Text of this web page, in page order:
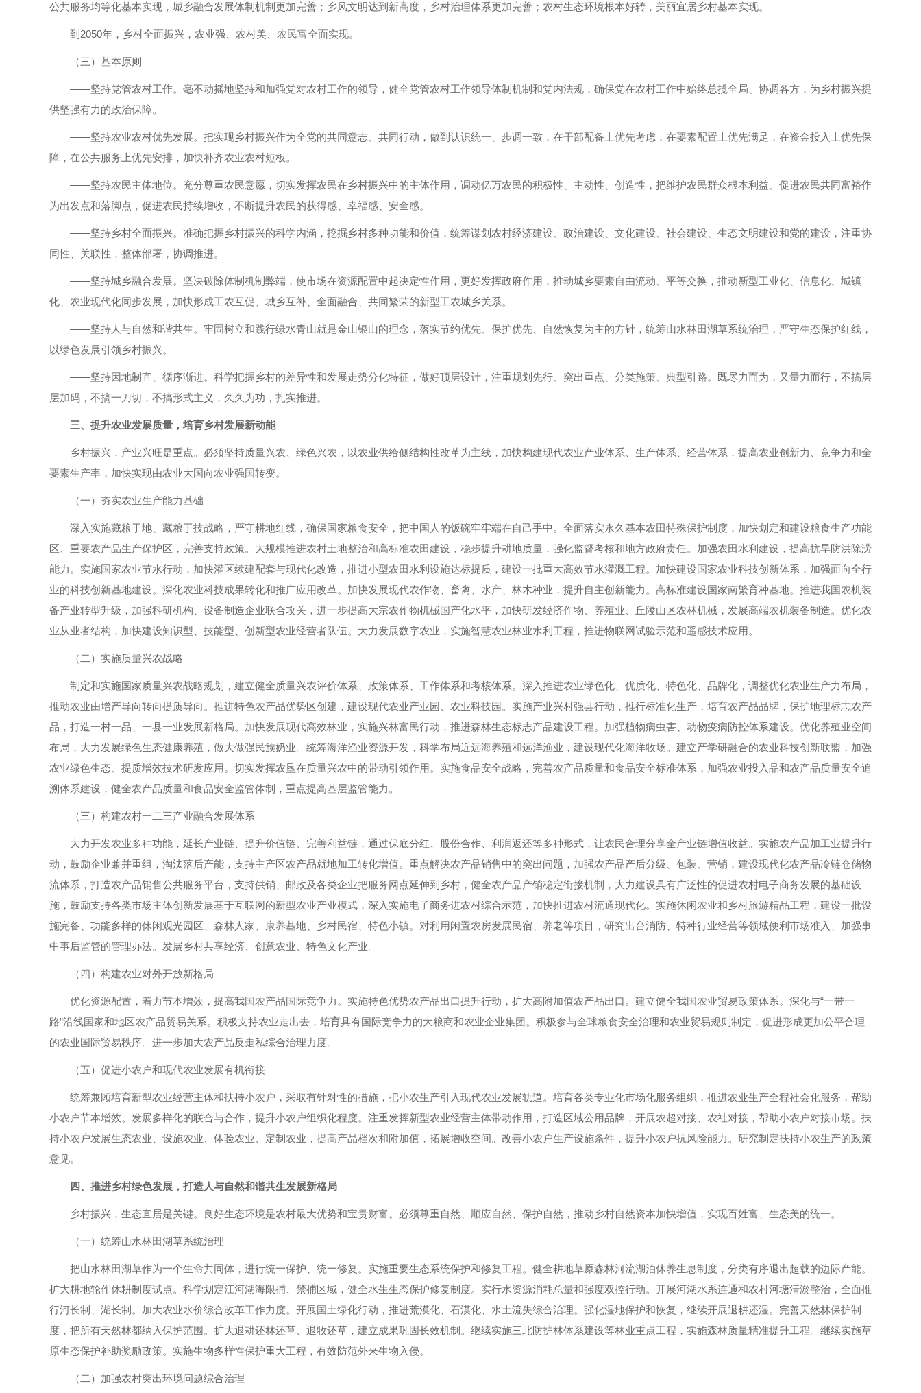
公共服务均等化基本实现，城乡融合发展体制机制更加完善；乡风文明达到新高度，乡村治理体系更加完善；农村生态环境根本好转，美丽宜居乡村基本实现。
到2050年，乡村全面振兴，农业强、农村美、农民富全面实现。
（三）基本原则
——坚持党管农村工作。毫不动摇地坚持和加强党对农村工作的领导，健全党管农村工作领导体制机制和党内法规，确保党在农村工作中始终总揽全局、协调各方，为乡村振兴提
供坚强有力的政治保障。
——坚持农业农村优先发展。把实现乡村振兴作为全党的共同意志、共同行动，做到认识统一、步调一致，在干部配备上优先考虑，在要素配置上优先满足，在资金投入上优先保
障，在公共服务上优先安排，加快补齐农业农村短板。
——坚持农民主体地位。充分尊重农民意愿，切实发挥农民在乡村振兴中的主体作用，调动亿万农民的积极性、主动性、创造性，把维护农民群众根本利益、促进农民共同富裕作
为出发点和落脚点，促进农民持续增收，不断提升农民的获得感、幸福感、安全感。
——坚持乡村全面振兴。准确把握乡村振兴的科学内涵，挖掘乡村多种功能和价值，统筹谋划农村经济建设、政治建设、文化建设、社会建设、生态文明建设和党的建设，注重协
同性、关联性，整体部署，协调推进。
——坚持城乡融合发展。坚决破除体制机制弊端，使市场在资源配置中起决定性作用，更好发挥政府作用，推动城乡要素自由流动、平等交换，推动新型工业化、信息化、城镇
化、农业现代化同步发展，加快形成工农互促、城乡互补、全面融合、共同繁荣的新型工农城乡关系。
——坚持人与自然和谐共生。牢固树立和践行绿水青山就是金山银山的理念，落实节约优先、保护优先、自然恢复为主的方针，统筹山水林田湖草系统治理，严守生态保护红线，
以绿色发展引领乡村振兴。
——坚持因地制宜、循序渐进。科学把握乡村的差异性和发展走势分化特征，做好顶层设计，注重规划先行、突出重点、分类施策、典型引路。既尽力而为，又量力而行，不搞层
层加码，不搞一刀切，不搞形式主义，久久为功，扎实推进。
三、提升农业发展质量，培育乡村发展新动能
乡村振兴，产业兴旺是重点。必须坚持质量兴农、绿色兴农，以农业供给侧结构性改革为主线，加快构建现代农业产业体系、生产体系、经营体系，提高农业创新力、竞争力和全
要素生产率，加快实现由农业大国向农业强国转变。
（一）夯实农业生产能力基础
深入实施藏粮于地、藏粮于技战略，严守耕地红线，确保国家粮食安全，把中国人的饭碗牢牢端在自己手中。全面落实永久基本农田特殊保护制度，加快划定和建设粮食生产功能
区、重要农产品生产保护区，完善支持政策。大规模推进农村土地整治和高标准农田建设，稳步提升耕地质量，强化监督考核和地方政府责任。加强农田水利建设，提高抗旱防洪除涝
能力。实施国家农业节水行动，加快灌区续建配套与现代化改造，推进小型农田水利设施达标提质，建设一批重大高效节水灌溉工程。加快建设国家农业科技创新体系，加强面向全行
业的科技创新基地建设。深化农业科技成果转化和推广应用改革。加快发展现代农作物、畜禽、水产、林木种业，提升自主创新能力。高标准建设国家南繁育种基地。推进我国农机装
备产业转型升级，加强科研机构、设备制造企业联合攻关，进一步提高大宗农作物机械国产化水平，加快研发经济作物、养殖业、丘陵山区农林机械，发展高端农机装备制造。优化农
业从业者结构，加快建设知识型、技能型、创新型农业经营者队伍。大力发展数字农业，实施智慧农业林业水利工程，推进物联网试验示范和遥感技术应用。
（二）实施质量兴农战略
制定和实施国家质量兴农战略规划，建立健全质量兴农评价体系、政策体系、工作体系和考核体系。深入推进农业绿色化、优质化、特色化、品牌化，调整优化农业生产力布局，
推动农业由增产导向转向提质导向。推进特色农产品优势区创建，建设现代农业产业园、农业科技园。实施产业兴村强县行动，推行标准化生产，培育农产品品牌，保护地理标志农产
品，打造一村一品、一县一业发展新格局。加快发展现代高效林业，实施兴林富民行动，推进森林生态标志产品建设工程。加强植物病虫害、动物疫病防控体系建设。优化养殖业空间
布局，大力发展绿色生态健康养殖，做大做强民族奶业。统筹海洋渔业资源开发，科学布局近远海养殖和远洋渔业，建设现代化海洋牧场。建立产学研融合的农业科技创新联盟，加强
农业绿色生态、提质增效技术研发应用。切实发挥农垦在质量兴农中的带动引领作用。实施食品安全战略，完善农产品质量和食品安全标准体系，加强农业投入品和农产品质量安全追
溯体系建设，健全农产品质量和食品安全监管体制，重点提高基层监管能力。
（三）构建农村一二三产业融合发展体系
大力开发农业多种功能，延长产业链、提升价值链、完善利益链，通过保底分红、股份合作、利润返还等多种形式，让农民合理分享全产业链增值收益。实施农产品加工业提升行
动，鼓励企业兼并重组，淘汰落后产能，支持主产区农产品就地加工转化增值。重点解决农产品销售中的突出问题，加强农产品产后分级、包装、营销，建设现代化农产品冷链仓储物
流体系，打造农产品销售公共服务平台，支持供销、邮政及各类企业把服务网点延伸到乡村，健全农产品产销稳定衔接机制，大力建设具有广泛性的促进农村电子商务发展的基础设
施，鼓励支持各类市场主体创新发展基于互联网的新型农业产业模式，深入实施电子商务进农村综合示范，加快推进农村流通现代化。实施休闲农业和乡村旅游精品工程，建设一批设
施完备、功能多样的休闲观光园区、森林人家、康养基地、乡村民宿、特色小镇。对利用闲置农房发展民宿、养老等项目，研究出台消防、特种行业经营等领域便利市场准入、加强事
中事后监管的管理办法。发展乡村共享经济、创意农业、特色文化产业。
（四）构建农业对外开放新格局
优化资源配置，着力节本增效，提高我国农产品国际竞争力。实施特色优势农产品出口提升行动，扩大高附加值农产品出口。建立健全我国农业贸易政策体系。深化与“一带一
路”沿线国家和地区农产品贸易关系。积极支持农业走出去，培育具有国际竞争力的大粮商和农业企业集团。积极参与全球粮食安全治理和农业贸易规则制定，促进形成更加公平合理
的农业国际贸易秩序。进一步加大农产品反走私综合治理力度。
（五）促进小农户和现代农业发展有机衔接
统筹兼顾培育新型农业经营主体和扶持小农户，采取有针对性的措施，把小农生产引入现代农业发展轨道。培育各类专业化市场化服务组织，推进农业生产全程社会化服务，帮助
小农户节本增效。发展多样化的联合与合作，提升小农户组织化程度。注重发挥新型农业经营主体带动作用，打造区域公用品牌，开展农超对接、农社对接，帮助小农户对接市场。扶
持小农户发展生态农业、设施农业、体验农业、定制农业，提高产品档次和附加值，拓展增收空间。改善小农户生产设施条件，提升小农户抗风险能力。研究制定扶持小农生产的政策
意见。
四、推进乡村绿色发展，打造人与自然和谐共生发展新格局
乡村振兴，生态宜居是关键。良好生态环境是农村最大优势和宝贵财富。必须尊重自然、顺应自然、保护自然，推动乡村自然资本加快增值，实现百姓富、生态美的统一。
（一）统筹山水林田湖草系统治理
把山水林田湖草作为一个生命共同体，进行统一保护、统一修复。实施重要生态系统保护和修复工程。健全耕地草原森林河流湖泊休养生息制度，分类有序退出超载的边际产能。
扩大耕地轮作休耕制度试点。科学划定江河湖海限捕、禁捕区域，健全水生生态保护修复制度。实行水资源消耗总量和强度双控行动。开展河湖水系连通和农村河塘清淤整治，全面推
行河长制、湖长制。加大农业水价综合改革工作力度。开展国土绿化行动，推进荒漠化、石漠化、水土流失综合治理。强化湿地保护和恢复，继续开展退耕还湿。完善天然林保护制
度，把所有天然林都纳入保护范围。扩大退耕还林还草、退牧还草，建立成果巩固长效机制。继续实施三北防护林体系建设等林业重点工程，实施森林质量精准提升工程。继续实施草
原生态保护补助奖励政策。实施生物多样性保护重大工程，有效防范外来生物入侵。
（二）加强农村突出环境问题综合治理